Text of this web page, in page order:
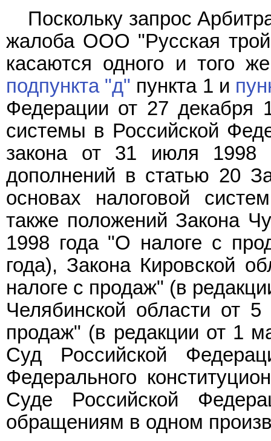
Поскольку запрос
жалоба ООО "Русская
касаются одного и того
подпункта "д" пункта 1 и
Федерации от 27 декабря
системы в Российской
закона от 31 июля 1998
дополнений в статью 20
основах налоговой
также положений Закона
1998 года "О налоге с
года), Закона Кировской
налоге с продаж" (в
Челябинской области от
продаж" (в редакции от 1
Суд Российской
Федерального
Суде Российской
обращениям в одном